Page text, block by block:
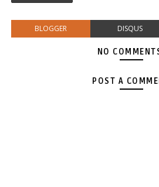
BLOGGER DISQUS
NO
POST A